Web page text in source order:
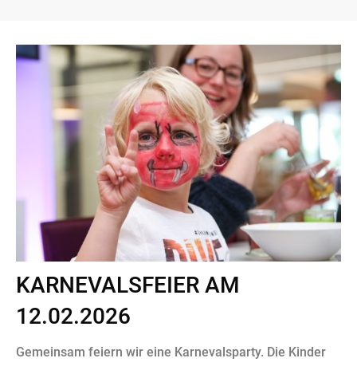
KARNEVALSFEIER AM
12.02.2026
Gemeinsam feiern wir eine Karnevalsparty. Die Kinder